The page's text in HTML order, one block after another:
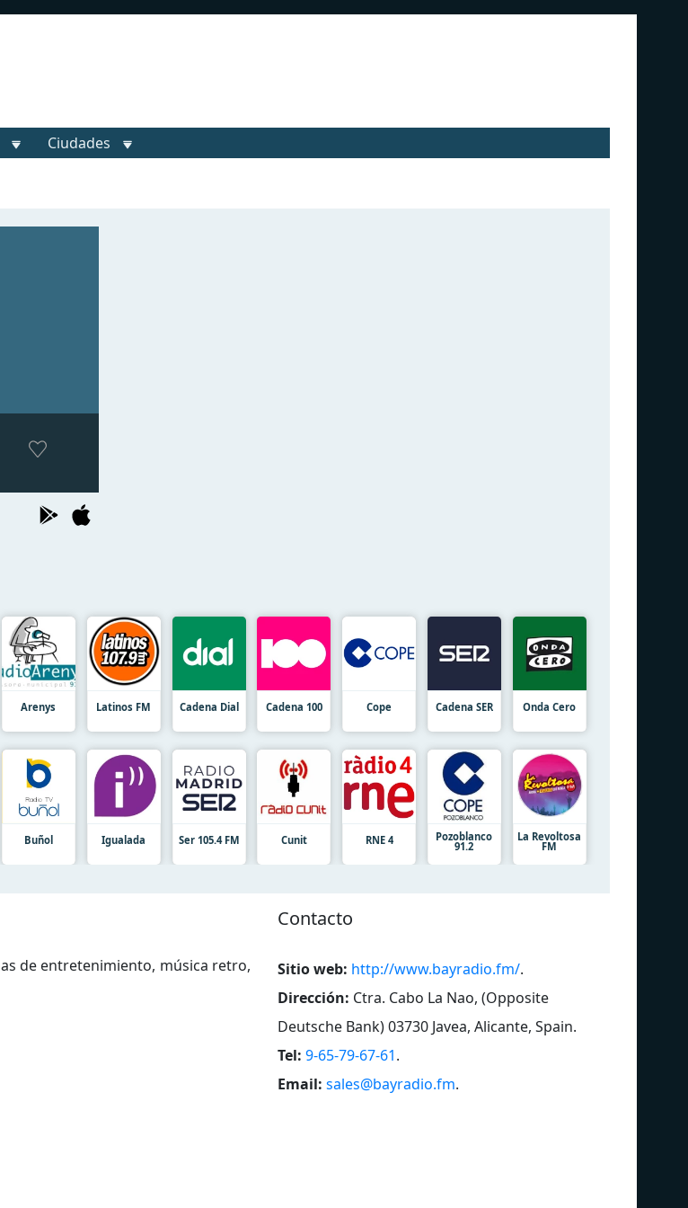
Ciudades
Arenys Latinos FM Cadena Dial Cadena 100 Cope Cadena SER Onda Cero
Buñol Igualada Ser 105.4 FM Cunit RNE 4 Pozoblanco
91.2
La Revoltosa
FM
de entretenimiento, música retro,
Contacto
Sitio web: http://www.bayradio.fm/.
Dirección: Ctra. Cabo La Nao, (Opposite
Deutsche Bank) 03730 Javea, Alicante, Spain.
Tel: 9-65-79-67-61.
Email: sales@bayradio.fm.